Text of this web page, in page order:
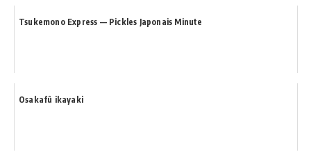
Tsukemono Express — Pickles Japonais Minute
Osakafû ikayaki